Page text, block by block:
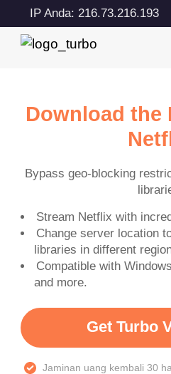
IP Anda: 216.73.216.193
Download the
Bypass geo-blocking
Stream Netflix with
Change server location
libraries in different
Compatible with
and more.
Get Turbo
Jaminan uang kembali 30